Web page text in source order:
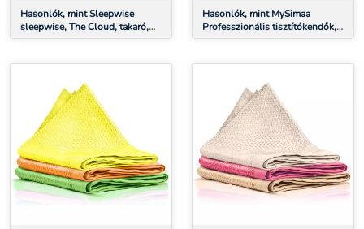
Hasonlók, mint Sleepwise
sleepwise, The Cloud, takaró,
220 x 240 cm, mikroszálas,
Hasonlók, mint MySimaa
Professzionális tisztítókendők,
tisztítókendők, Classicpack,